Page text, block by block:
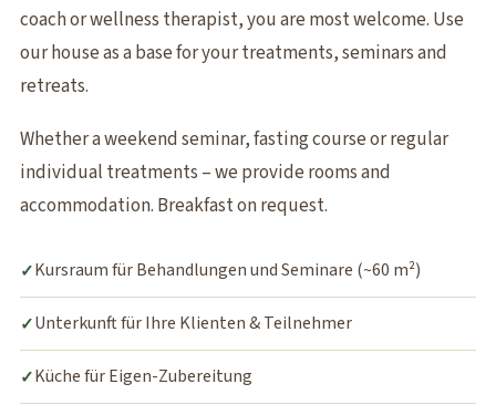
coach or wellness therapist, you are most welcome. Use
our house as a base for your treatments, seminars and
retreats.
Whether a weekend seminar, fasting course or regular
individual treatments – we provide rooms and
accommodation. Breakfast on request.
✓Kursraum für Behandlungen und Seminare (~60 m²)
✓Unterkunft für Ihre Klienten & Teilnehmer
✓Küche für Eigen-Zubereitung